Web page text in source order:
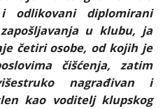
odlikovani diplomirani
u klubu, ja
četiri osobe, od kojih je
čišćenja, zatim
nagrađivan i
kao voditelj klupskog